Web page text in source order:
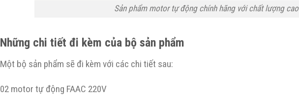
Sản phẩm motor tự động chính hãng với chất lượng cao
Những chi tiết đi kèm của bộ sản phẩm
Một bộ sản phẩm sẽ đi kèm với các chi tiết sau:
02 motor tự động FAAC 220V